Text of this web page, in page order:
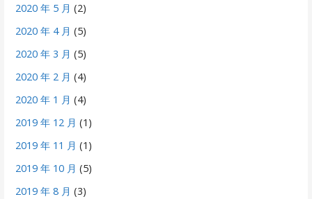
2020 年 5 月 (2)
2020 年 4 月 (5)
2020 年 3 月 (5)
2020 年 2 月 (4)
2020 年 1 月 (4)
2019 年 12 月 (1)
2019 年 11 月 (1)
2019 年 10 月 (5)
2019 年 8 月 (3)